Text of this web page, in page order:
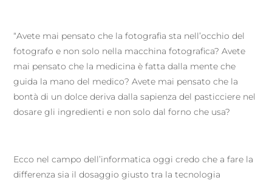
“Avete mai pensato che la fotografia sta nell’occhio del
fotografo e non solo nella macchina fotografica? Avete
mai pensato che la medicina è fatta dalla mente che
guida la mano del medico? Avete mai pensato che la
bontà di un dolce deriva dalla sapienza del pasticciere nel
dosare gli ingredienti e non solo dal forno che usa?
Ecco nel campo dell’informatica oggi credo che a fare la
differenza sia il dosaggio giusto tra la tecnologia